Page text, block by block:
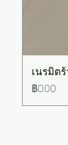
เนรมิต
ราคา
฿0.00